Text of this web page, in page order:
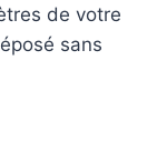
de votre
sans